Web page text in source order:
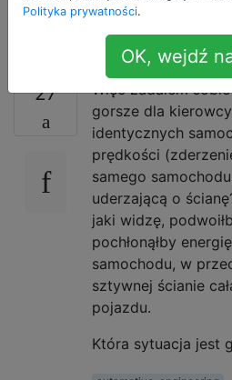
ściana?
27
Więc zadałem
gorsze dla
identycznych
prędkości
samego
uderzającą o
jaki widzę,
pochłonąłby
samochodu, w
sztywnej ścianie
pojazdu.
Która sytuacja jest
Polityka prywatności.
OK, wejdź